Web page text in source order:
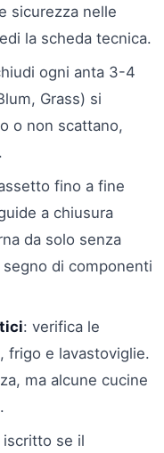
sicurezza nelle
la scheda tecnica.
ogni anta 3-4
Grass) si
o non scattano,
fino a fine
a chiusura
da solo senza
di componenti
: verifica le
frigo e lavastoviglie.
ma alcune cucine
se il